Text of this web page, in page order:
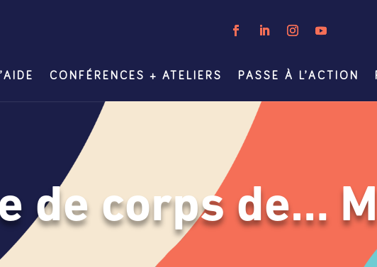
CONFÉRENCES + ATELIERS PASSE À L’ACTION
de corps de…